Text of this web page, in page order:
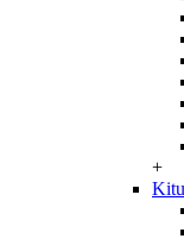
+